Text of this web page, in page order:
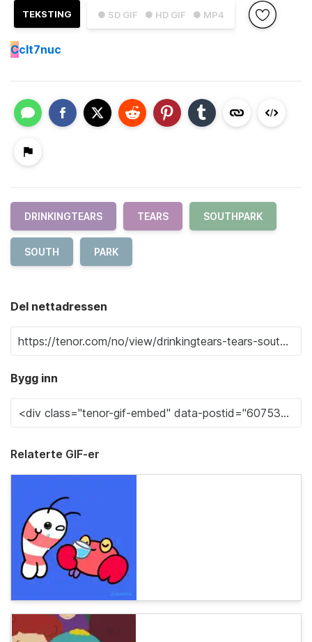
● SD GIF ● HD GIF ● MP4
TEKSTING
Cclt7nuc
DRINKINGTEARS TEARS SOUTHPARK
SOUTH PARK
Del nettadressen
Bygg inn
Relaterte GIF-er